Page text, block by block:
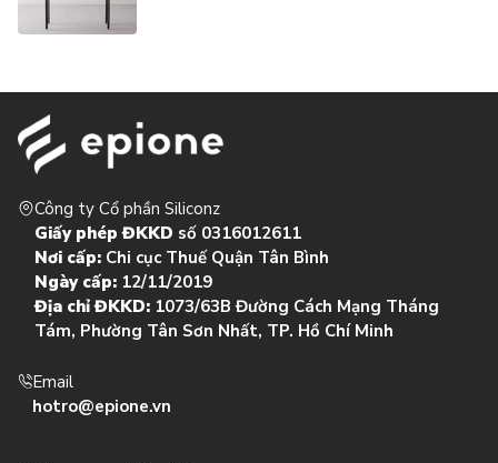
Công ty Cổ phần Siliconz
Giấy phép ĐKKD số 0316012611
Nơi cấp: Chi cục Thuế Quận Tân Bình
Ngày cấp: 12/11/2019
Địa chỉ ĐKKD: 1073/63B Đường Cách Mạng Tháng
Tám, Phường Tân Sơn Nhất, TP. Hồ Chí Minh
Email
hotro@epione.vn